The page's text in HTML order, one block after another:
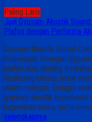
Paling Laris
Jual Gypsum Akustik
Plafon dengan Performa
Gypsum Akustik Sound
Kebisingan Ruangan
plafon atau dinding
dirancang khusus untuk
dalam ruangan. Dengan
gypsum akustik membantu
kejernihan suara, serta
selengkapnya